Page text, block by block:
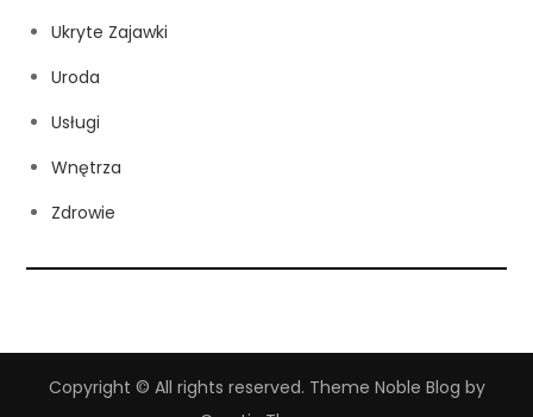
Ukryte Zajawki
Uroda
Usługi
Wnętrza
Zdrowie
Copyright © All rights reserved. Theme Noble Blog by